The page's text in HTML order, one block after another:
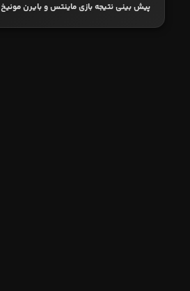
پیش بینی نتیجه بازی ماینتس و بایرن مونیخ